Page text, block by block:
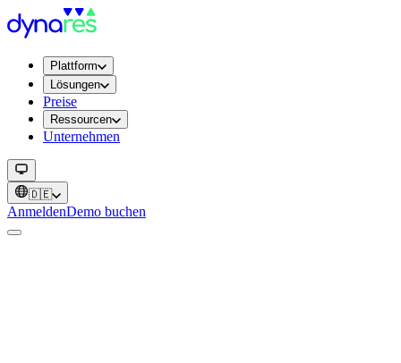
Plattform
Lösungen
Preise
Ressourcen
Unternehmen
🇩🇪
AnmeldenDemo buchen